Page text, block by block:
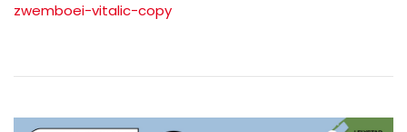
zwemboei-vitalic-copy